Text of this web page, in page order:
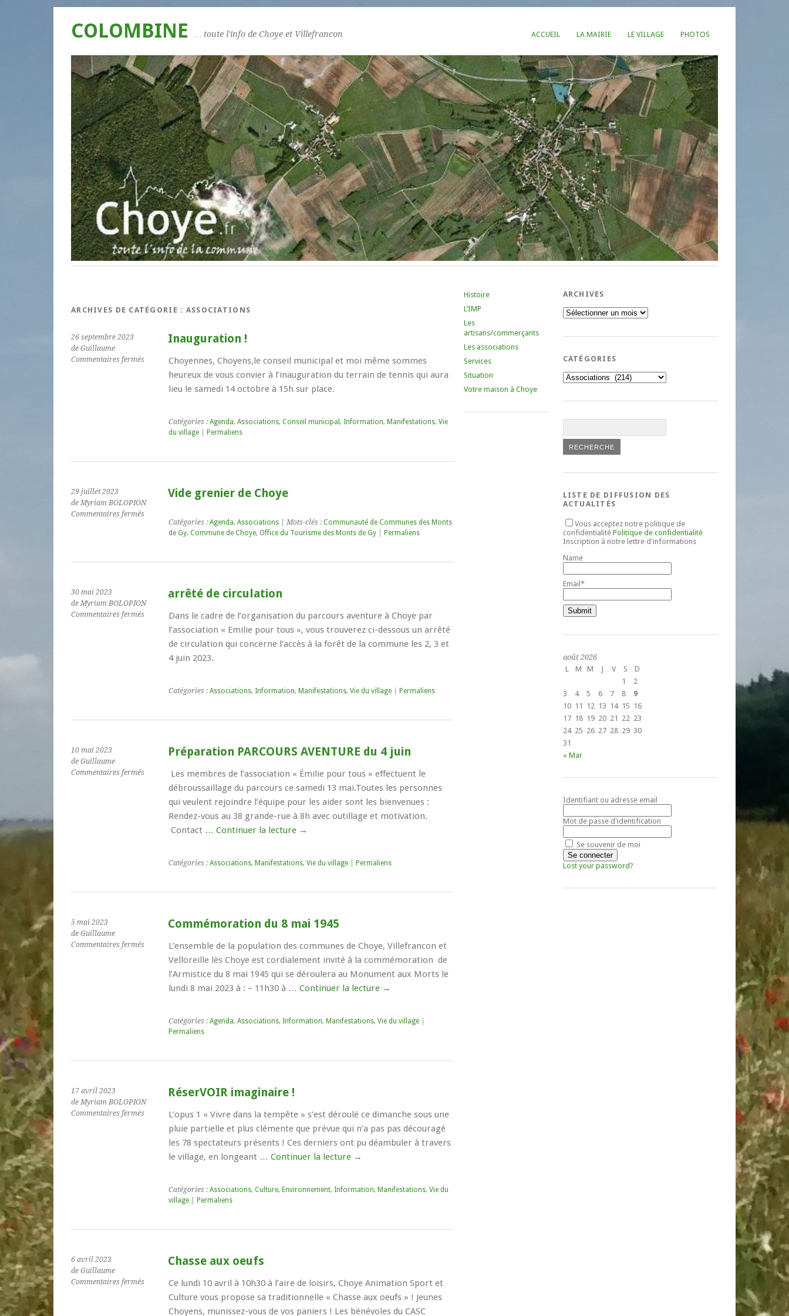
ACCUEIL LA MAIRIE LE VILLAGE PHOTOS
COLOMBINE … toute l'info de Choye et Villefrancon
ARCHIVES DE CATÉGORIE : ASSOCIATIONS
26 septembre 2023
de Guillaume
Commentaires ferméssur
Inauguration
Inauguration !
Choyennes, Choyens,le conseil municipal et moi même sommes
heureux de vous convier à l’inauguration du terrain de tennis qui aura
lieu le samedi 14 octobre à 15h sur place.
Catégories :Agenda,Associations,Conseil municipal, Information, Manifestations,Vie
du village
Permaliens
29 juillet 2023
de Myriam BOLOPION
Commentaires ferméssur
Vide grenier de Choye
Catégories :Agenda,Associations | Mots-clés :Communauté de Communes des Monts
de Gy,Commune de Choye,Office du Tourisme des Monts de Gy Permaliens
30 mai 2023
de Myriam BOLOPION
Commentaires ferméssur
circulation
arrêté de circulation
Dans le cadre de l’organisation du parcours aventure à Choye par
l’association « Emilie pour tous », vous trouverez ci-dessous un arrêté
de circulation qui concerne l’accès à la forêt de la commune les 2, 3 et
4 juin 2023.
Catégories :Associations, Information, Manifestations,Vie du village Permaliens
10 mai 2023
de Guillaume
Commentaires ferméssur
Préparation
AVENTURE
Préparation PARCOURS AVENTURE du 4 juin
Les membres de l’association « Émilie pour tous » effectuent le
débroussaillage du parcours ce samedi 13 mai.Toutes les personnes
qui veulent rejoindre l’équipe pour les aider sont les bienvenues :
Rendez-vous au 38 grande-rue à 8h avec outillage et motivation.
Contact …Continuer la lecture →
Catégories :Associations, Manifestations,Vie du village Permaliens
5 mai 2023
de Guillaume
Commentaires ferméssur
Commémoration
Commémoration du 8 mai 1945
L’ensemble de la population des communes de Choye, Villefrancon et
Velloreille lès Choye est cordialement invité à la commémoration de
l’Armistice du 8 mai 1945 qui se déroulera au Monument aux Morts le
lundi 8 mai 2023 à : – 11h30 à …Continuer la lecture →
Catégories :Agenda,Associations, Information, Manifestations,Vie du village
Permaliens
17 avril 2023
de Myriam BOLOPION
Commentaires ferméssur
RéserVOIR
imaginaire
RéserVOIR imaginaire !
L’opus 1 « Vivre dans la tempête » s’est déroulé ce dimanche sous une
pluie partielle et plus clémente que prévue qui n’a pas pas découragé
les 78 spectateurs présents ! Ces derniers ont pu déambuler à travers
le village, en longeant …Continuer la lecture →
Catégories :Associations,Culture, Environnement, Information, Manifestations,Vie du
village
Permaliens
6 avril 2023
de Guillaume
Commentaires ferméssur
Chasse aux oeufs
Ce lundi 10 avril à 10h30 à l’aire de loisirs, Choye Animation Sport et
Culture vous propose sa traditionnelle « Chasse aux oeufs » ! Jeunes
Choyens, munissez-vous de vos paniers ! Les bénévoles du CASC
Histoire
L’IMP
Les
artisans/commerçants
Les associations
Services
Situation
Votre maison à Choye
ARCHIVES
Archives
CATÉGORIES
Catégories
LISTE DE DIFFUSION DES
ACTUALITÉS
Vous acceptez notre politique de
confidentialité Politique de confidentialité
Inscription à notre lettre d'informations
Name
Email*
août 2026
L
M M J V S
D
1
2
3
4 5 6 7 8
9
10 11 12 13 14 15 16
17 18 19 20 21 22 23
24 25 26 27 28 29 30
31
« Mar
Identifiant ou adresse email
Mot de passe d'identification
Se souvenir de moi
Lost your password?